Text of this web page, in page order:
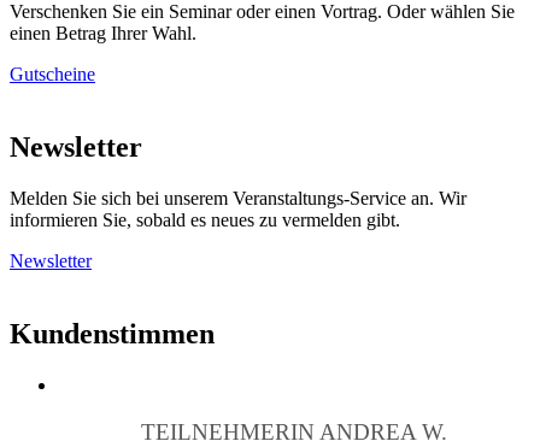
Verschenken Sie ein Seminar oder einen Vortrag. Oder wählen Sie
einen Betrag Ihrer Wahl.
Gutscheine
Newsletter
Melden Sie sich bei unserem Veranstaltungs-Service an. Wir
informieren Sie, sobald es neues zu vermelden gibt.
Newsletter
Kundenstimmen
TEILNEHMERIN ANDREA W.